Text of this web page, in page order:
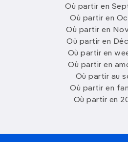
Où partir en
Où partir en
Où partir en
Où partir en
Où partir en
Où partir en
Où partir au
Où partir en
Où partir en